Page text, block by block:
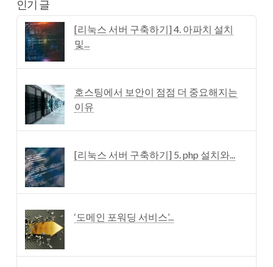
인기 글
[리눅스 서버 구축하기] 4. 아파치 설치
및...
호스팅에서 보안이 점점 더 중요해지는
이유
[리눅스 서버 구축하기] 5. php 설치와...
‘도메인 포워딩 서비스’...